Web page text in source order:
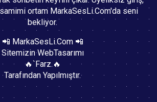
ortam MarkaSesLi.Com'da seni
bekliyor.
📲 MarkaSesLi.Com 📲
Sitemizin WebTasarımı
🔥`Farz.🔥
Tarafından Yapılmıştır.